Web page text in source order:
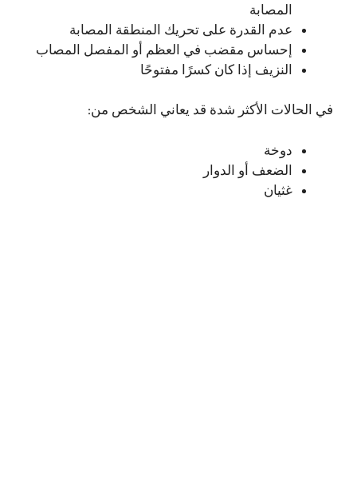
المصابة
عدم القدرة على تحريك المنطقة المصابة
إحساس مقضب في العظم أو المفصل المصاب
النزيف إذا كان كسرًا مفتوحًا
في الحالات الأكثر شدة قد يعاني الشخص من:
دوخة
الضعف أو الدوار
غثيان